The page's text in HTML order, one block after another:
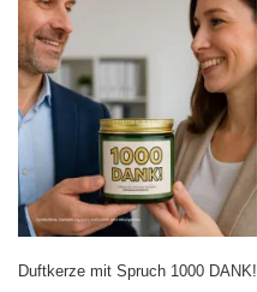
Duftkerze mit Spruch 1000 DANK!